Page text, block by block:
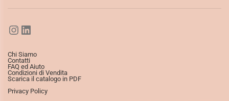
Chi Siamo
Contatti
FAQ ed Aiuto
Condizioni di Vendita
Scarica il catalogo in PDF
Privacy Policy